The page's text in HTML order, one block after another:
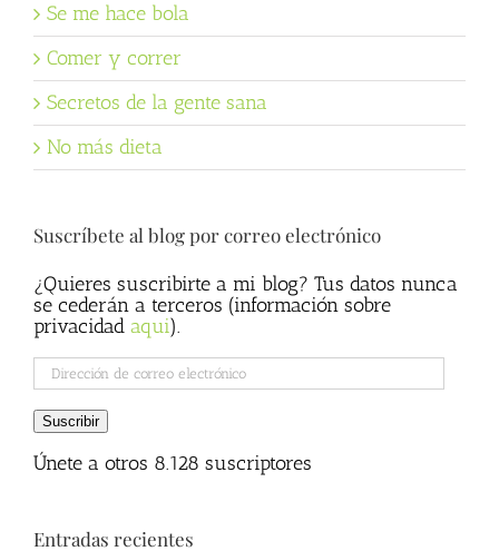
Se me hace bola
Comer y correr
Secretos de la gente sana
No más dieta
Suscríbete al blog por correo electrónico
¿Quieres suscribirte a mi blog? Tus datos nunca
se cederán a terceros (información sobre
privacidad aqui).
Dirección
de
correo
electrónico
Suscribir
Únete a otros 8.128 suscriptores
Entradas recientes